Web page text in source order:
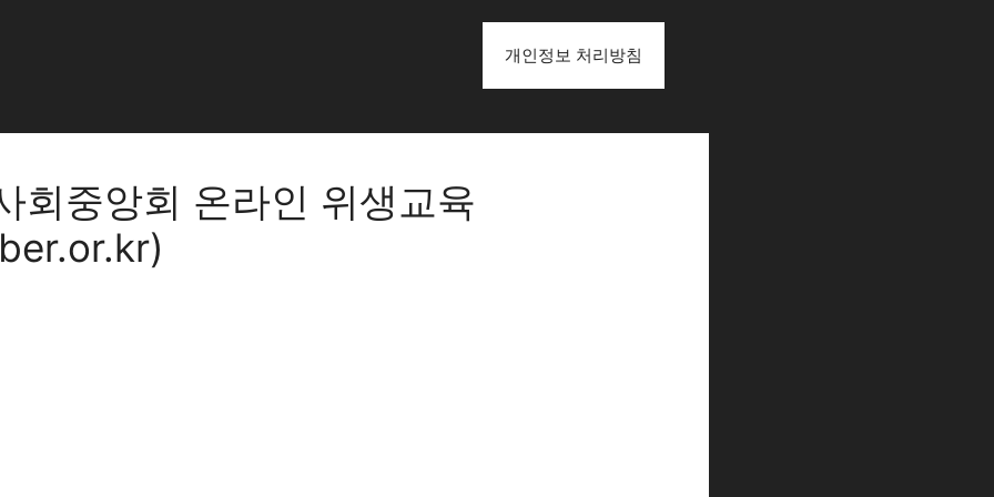
개인정보 처리방침
회중앙회 온라인 위생교육